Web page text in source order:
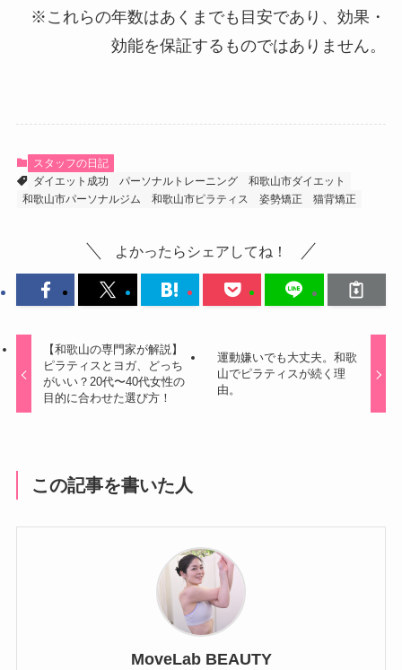
※これらの年数はあくまでも目安であり、効果・
効能を保証するものではありません。
スタッフの日記
ダイエット成功
パーソナルトレーニング
和歌山市ダイエット
和歌山市パーソナルジム
和歌山市ピラティス 姿勢矯正 猫背矯正
よかったらシェアしてね！
【和歌山の専門家が解説】
ピラティスとヨガ、どっち
がいい？20代〜40代女性の
目的に合わせた選び方！
運動嫌いでも大丈夫。和歌
山でピラティスが続く理
由。
この記事を書いた人
MoveLab BEAUTY